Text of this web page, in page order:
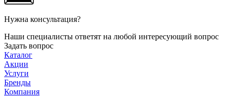
Нужна консультация?
Наши специалисты ответят на любой интересующий вопрос
Задать вопрос
Каталог
Акции
Услуги
Бренды
Компания